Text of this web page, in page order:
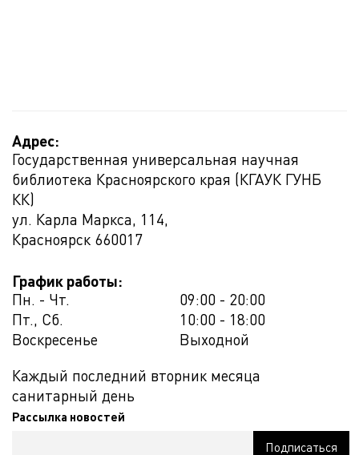
Адрес:
Государственная универсальная научная
библиотека Красноярского края (КГАУК ГУНБ
КК)
ул. Карла Маркса, 114,
Красноярск 660017
График работы:
Пн. - Чт.
09:00 - 20:00
Пт., Сб.
10:00 - 18:00
Воскресенье
Выходной
Каждый последний вторник месяца
санитарный день
Рассылка новостей